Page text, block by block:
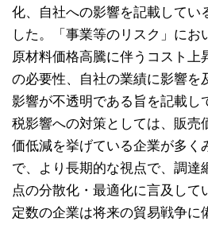
化、自社への影響を記載してい
した。「事業等のリスク」にお
原材料価格高騰に伴うコスト上
の必要性、自社の業績に影響を
影響が不透明である旨を記載し
税影響への対策としては、販売
価低減を挙げている企業が多く
で、より長期的な視点で、調達
点の分散化・最適化に言及して
定数の企業は将来の貿易戦争に